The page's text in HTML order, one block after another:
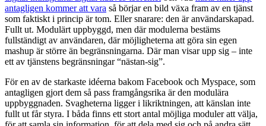
antagligen kommer att vara så börjar en bild växa fram av en tjänst
som faktiskt i princip är tom. Eller snarare: den är användarskapad.
Fullt ut. Modulärt uppbyggd, men där modulerna bestäms
fullständigt av användaren, där möjligheterna att göra sin egen
mashup är större än begränsningarna. Där man visar upp sig – inte
ett av tjänstens begränsningar “nästan-sig”.
För en av de starkaste idéerna bakom Facebook och Myspace, som
antagligen gjort dem så pass framgångsrika är den modulära
uppbyggnaden. Svagheterna ligger i likriktningen, att känslan inte
fullt ut får styra. I båda finns ett stort antal möjliga moduler att välja,